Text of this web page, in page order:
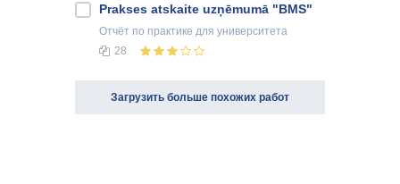
Prakses atskaite uzņēmumā "BMS"
Отчёт по практике для университета
28
Загрузить больше похожих работ